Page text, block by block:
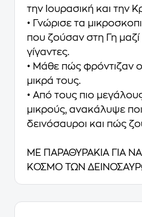
την Ιουρασική και την
• Γνώρισε τα
που ζούσαν στη Γη
γίγαντες.
• Μάθε πώς φρόντιζαν
μικρά τους.
• Από τους πιο
μικρούς, ανακάλυψε
δεινόσαυροι και πώς
ΜΕ ΠΑΡΑΘΥΡΑΚΙΑ ΓΙΑ
ΚΟΣΜΟ ΤΩΝ